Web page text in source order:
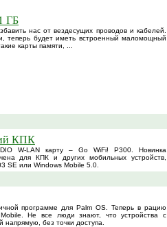
ГБ
нас от вездесущих проводов и кабелей.
теперь будет иметь встроенный маломощный
карты памяти, ...
КПК
W-LAN карту – Go WiFi! P300. Новинка
для КПК и других мобильных устройств,
SE или Windows Mobile 5.0.
программе для Palm OS. Теперь в рацию
Не все люди знают, что устройства с
напрямую, без точки доступа.